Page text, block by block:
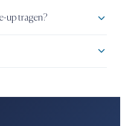
up tragen?